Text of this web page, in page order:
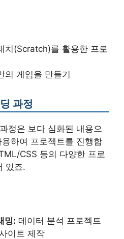
치(Scratch)를 활용한 프로
의 게임을 만들기
과정
정은 보다 심화된 내용으
하여 프로젝트를 진행합
CSS 등의 다양한 프로
있죠.
밍: 데이터 분석 프로젝트
이트 제작